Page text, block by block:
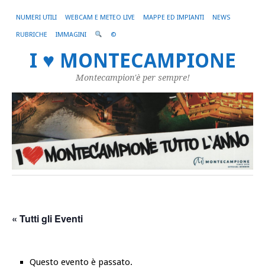
NUMERI UTILI WEBCAM E METEO LIVE MAPPE ED IMPIANTI NEWS
RUBRICHE IMMAGINI ©
I ♥ MONTECAMPIONE
Montecampion'è per sempre!
« Tutti gli Eventi
Questo evento è passato.